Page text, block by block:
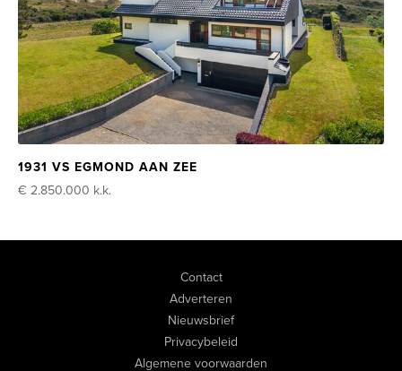
1931 VS EGMOND AAN ZEE
€ 2.850.000 k.k.
Contact
Adverteren
Nieuwsbrief
Privacybeleid
Algemene voorwaarden